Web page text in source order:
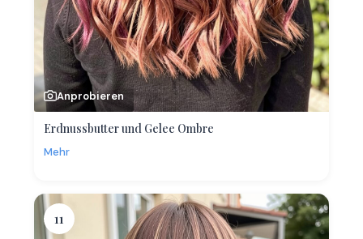
Anprobieren
Erdnussbutter und Gelee Ombre
Mehr
11